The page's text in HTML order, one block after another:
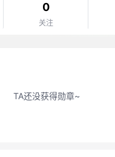
0
关注
TA还没获得勋章~